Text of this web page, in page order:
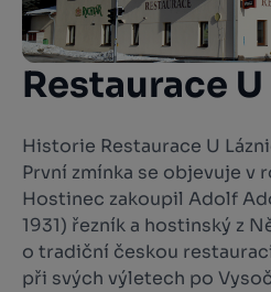
Restaurace
Historie Restaurace U
První zmínka se objevuje v
Hostinec zakoupil Adolf
1931) řezník a hostinský z
o tradiční českou
při svých výletech po